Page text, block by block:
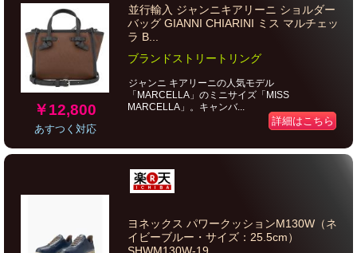
￥12,800
あすつく対応
並行輸入 ジャンニキアリーニ ショルダー
バッグ GIANNI CHIARINI ミス マルチェッ
ラ B...
ブランドストリートリング
ジャンニ キアリーニの人気モデル
「MARCELLA」のミニサイズ「MISS
MARCELLA」。キャンバ...
詳細はこちら
ヨネックス パワークッションM130W（ネ
イビーブルー・サイズ：25.5cm）